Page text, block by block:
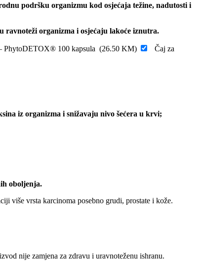
podršku organizmu kod osjećaja težine, nadutosti i
organizma i osjećaju lakoće iznutra.
PhytoDETOX® 100 kapsula (26.50 KM)
Čaj za
iz organizma i snižavaju nivo šećera u krvi;
oboljenja.
više vrsta karcinoma posebno grudi, prostate i kože.
nije zamjena za zdravu i uravnoteženu ishranu.